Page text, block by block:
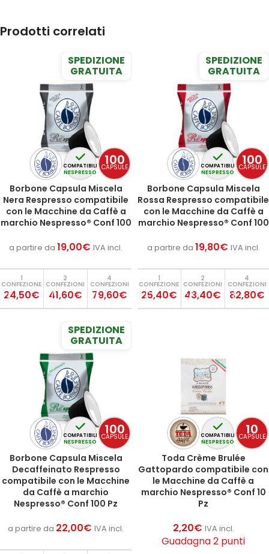
Prodotti correlati
100
CAPSULE
COMPATIBILI
NESPRESSO
SPEDIZIONE
GRATUITA
Borbone Capsula Miscela
Nera Respresso compatibile
con le Macchine da Caffè a
marchio Nespresso® Conf 100
a partire da 19,00€ IVA incl.
1
CONFEZIONE
24,50€
2
CONFEZIONI
41,60€
4
CONFEZIONI
79,60€
100
CAPSULE
COMPATIBILI
NESPRESSO
SPEDIZIONE
GRATUITA
Borbone Capsula Miscela
Rossa Respresso compatibile
con le Macchine da Caffè a
marchio Nespresso® Conf 100
a partire da 19,80€ IVA incl.
1
CONFEZIONE
25,40€
2
CONFEZIONI
43,40€
4
CONFEZIONI
82,80€
100
CAPSULE
COMPATIBILI
NESPRESSO
SPEDIZIONE
GRATUITA
Borbone Capsula Miscela
Decaffeinato Respresso
compatibile con le Macchine
da Caffè a marchio
Nespresso® Conf 100 Pz
a partire da 22,00€ IVA incl.
10
CAPSULE
COMPATIBILI
NESPRESSO
Toda Crème Brulée
Gattopardo compatibile con
le Macchine da Caffè a
marchio Nespresso® Conf 10
Pz
2,20€ IVA incl.
Guadagna 2 punti